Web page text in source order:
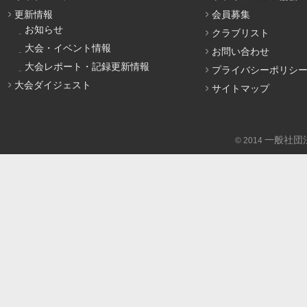
更新情報
お知らせ
大会・イベント情報
大会レポート・記録更新情報
大会ダイジェスト
会員募集
クラブリスト
お問い合わせ
プライバシーポリシー
サイトマップ
© 2014 一般社団